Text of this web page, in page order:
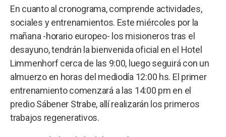
En cuanto al cronograma, comprende actividades,
sociales y entrenamientos. Este miércoles por la
mañana -horario europeo- los misioneros tras el
desayuno, tendrán la bienvenida oficial en el Hotel
Limmenhorf cerca de las 9:00, luego seguirá con un
almuerzo en horas del mediodía 12:00 hs. El primer
entrenamiento comenzará a las 14:00 pm en el
predio Sábener Strabe, allí realizarán los primeros
trabajos regenerativos.